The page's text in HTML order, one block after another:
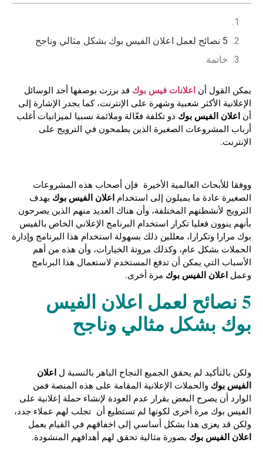
5 نصائح لعمل اعلان الفيس بوك بشكل مثالي وناجح
خاتمة
يمكن القول أن اعلانات فيس بوكقد برزت بوصفها أحد الوسائل
الإعلانية الأكثر شعبية وشهرة على الإنترنت، كما يجدر الإشارة إلى
اعلان الفيس بوكذو تكلفة فعّالة وملائمة نسبيا لميزانيات أغلب
أرباب المشروعات الصغيرة الذين يطمحون في الترويج على
الإنترنت.
ووفقا للأبحاث العالمية الأخيرة فإن أصحاب هذه المشروعات
الصغيرة عادة ما يميلون إلى استخداماعلان الفيس بوكبهدف
الترويج لأنشطتهم المختلفة، وأن هناك العديد منهم الذين يصرحون
بأنهم ينوون فعليا تكرار استخدام البرنامج الإعلاني الخاص بالفيس
بوك مرارا وتكرارا، معللين ذلك بسهولة استخدام هذا البرنامج وإدارة
الحملات بشكل عام، وكذلك مرونة الخيارات، وأن هذه من أهم
الأسباب التي يمكن أن تدفع المستخدم لاستعمال هذا البرنامج
وعملاعلان الفيس بوكمرة أخرى.
اعلان الفيس
بوكبشكل مثالي وناجح
ولكن بالتأكيد لم يحقق الجميع النجاح الباهر بالنسبة ل اعلان
الفيس بوكوالحملات الإعلانية المقامة على هذه المنصة فمن
الوارد أن يصرح البعض بقرار عدم العودة لإنشاء حملة إعلانية على
الفيس بوك مرة أخرى لكونها لم تستطيع أن تجلب لهم عملاء جدد،
ولكن قد يعزى هذا بشكل أساسي إلى اخفاقهم في القيام بعمل
اعلان الفيس بوكبصورة مثالية تحقق لهم أهدافهم المنشودة.